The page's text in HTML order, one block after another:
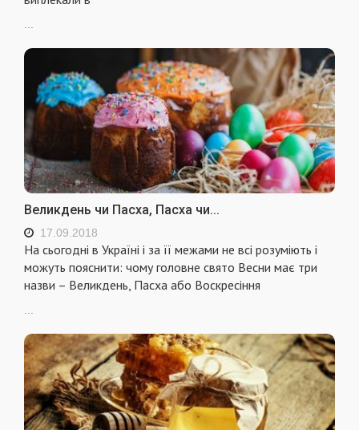
...
Великдень чи Пасха, Пасха чи...
17.09.2018
На сьогодні в Україні і за її межами не всі розуміють і
можуть пояснити: чому головне свято Весни має три
назви – Великдень, Пасха або Воскресіння